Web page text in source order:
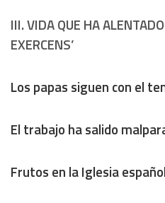
III. VIDA QUE HA
EXERCENS’
Los papas siguen con el
El trabajo ha salido
Frutos en la Iglesia